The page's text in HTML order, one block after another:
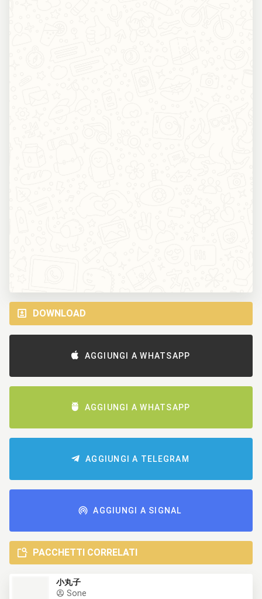
DOWNLOAD
AGGIUNGI A WHATSAPP
AGGIUNGI A WHATSAPP
AGGIUNGI A TELEGRAM
AGGIUNGI A SIGNAL
PACCHETTI CORRELATI
小丸子
Sone